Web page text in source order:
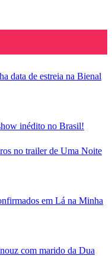
data de estreia na Bienal
inédito no Brasil!
no trailer de Uma Noite
em Lá na Minha
com marido da Dua